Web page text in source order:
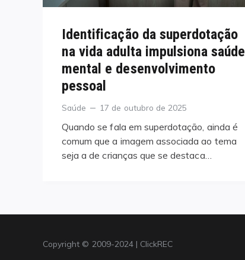
Identificação da superdotação
na vida adulta impulsiona saúde
mental e desenvolvimento
pessoal
Categories
Saúde
Posted
17 de outubro de 2025
Quando se fala em superdotação, ainda é
comum que a imagem associada ao tema
seja a de crianças que se destaca…
Copyright © 2009-2024 | ClickREC